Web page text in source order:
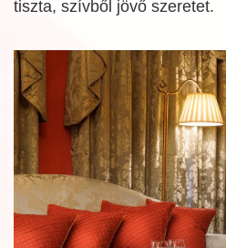
tiszta, szívből jövő szeretet.